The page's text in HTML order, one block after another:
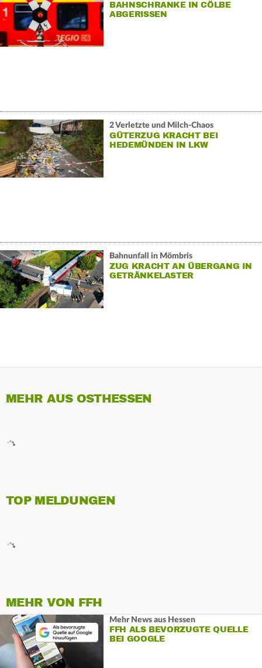
BAHNSCHRANKE IN CÖLBE
ABGERISSEN
2 Verletzte und Milch-Chaos
GÜTERZUG KRACHT BEI
HEDEMÜNDEN IN LKW
Bahnunfall in Mömbris
ZUG KRACHT AN ÜBERGANG IN
GETRÄNKELASTER
MEHR AUS OSTHESSEN
TOP MELDUNGEN
MEHR VON FFH
Mehr News aus Hessen
FFH ALS BEVORZUGTE QUELLE
BEI GOOGLE